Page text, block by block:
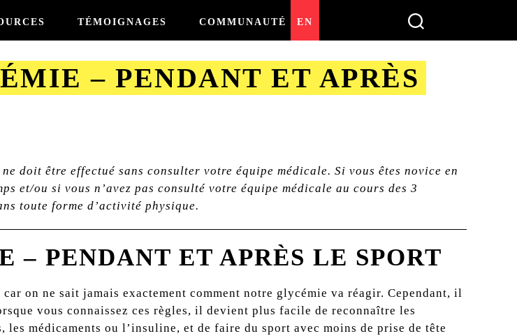
TÉMOIGNAGES COMMUNAUTÉ EN
– PENDANT ET APRÈS
doit être effectué sans consulter votre équipe médicale. Si vous êtes novice en
et/ou si vous n’avez pas consulté votre équipe médicale au cours des 3
toute forme d’activité physique.
PENDANT ET APRÈS LE SPORT
on ne sait jamais exactement comment notre glycémie va réagir. Cependant, il
vous connaissez ces règles, il devient plus facile de reconnaître les
médicaments ou l’insuline, et de faire du sport avec moins de prise de tête